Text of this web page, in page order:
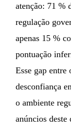
atenção: 71 %
regulação
apenas 15 %
pontuação
Esse gap entre
desconfiança
o ambiente
anúncios